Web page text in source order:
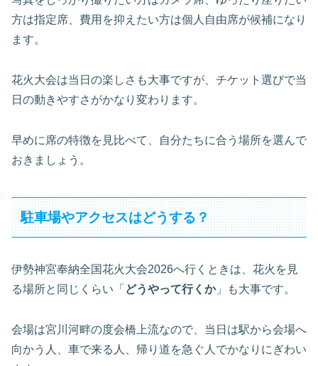
方は指定席、費用を抑えたい方は個人自由席が候補になり
ます。
花火大会は当日の楽しさも大事ですが、チケット選びで当
日の動きやすさがかなり変わります。
早めに席の特徴を見比べて、自分たちに合う場所を選んで
おきましょう。
駐車場やアクセスはどうする？
伊勢神宮奉納全国花火大会2026へ行くときは、花火を見
る場所と同じくらい「 どうやって行くか」も大事です。
会場は宮川河畔の度会橋上流なので、当日は駅から会場へ
向かう人、車で来る人、帰り道を急ぐ人でかなりにぎわい